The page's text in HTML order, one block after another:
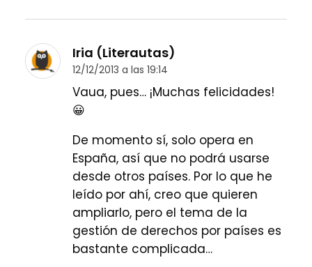
Iria (Literautas)
12/12/2013 a las 19:14
Vaua, pues… ¡Muchas felicidades!
😀
De momento sí, solo opera en
España, así que no podrá usarse
desde otros países. Por lo que he
leído por ahí, creo que quieren
ampliarlo, pero el tema de la
gestión de derechos por países es
bastante complicada…